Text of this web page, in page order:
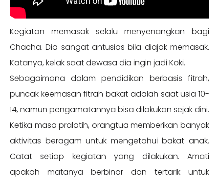
Kegiatan memasak selalu menyenangkan bagi
Chacha. Dia sangat antusias bila diajak memasak.
Katanya, kelak saat dewasa dia ingin jadi Koki.
Sebagaimana dalam pendidikan berbasis fitrah,
puncak keemasan fitrah bakat adalah saat usia 10-
14, namun pengamatannya bisa dilakukan sejak dini.
Ketika masa pralatih, orangtua memberikan banyak
aktivitas beragam untuk mengetahui bakat anak.
Catat setiap kegiatan yang dilakukan. Amati
apakah matanya berbinar dan tertarik untuk